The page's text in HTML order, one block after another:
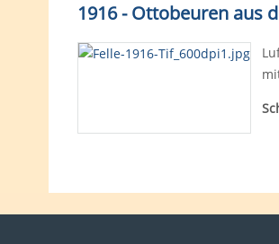
1916 - Ottobeuren aus